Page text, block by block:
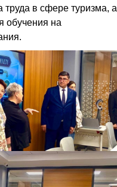
в сфере туризма, а
обучения на